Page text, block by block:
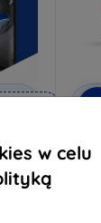
w celu